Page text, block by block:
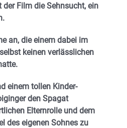
Film die Sehnsucht, ein
an, die einem dabei im
keinen verlässlichen
einem tollen Kinder-
den Spagat
Elternrolle und dem
des eigenen Sohnes zu